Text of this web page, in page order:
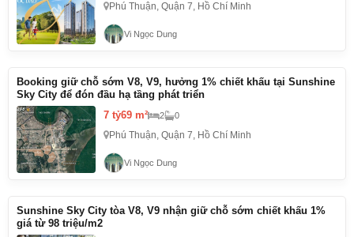
Phú Thuận, Quận 7, Hồ Chí Minh
Vi Ngọc Dung
Booking giữ chỗ sớm V8, V9, hưởng 1% chiết khấu tại Sunshine
Sky City để đón đầu hạ tầng phát triển
7 tỷ69 m² 2 0
Phú Thuận, Quận 7, Hồ Chí Minh
Vi Ngọc Dung
Sunshine Sky City tòa V8, V9 nhận giữ chỗ sớm chiết khấu 1%
giá từ 98 triệu/m2